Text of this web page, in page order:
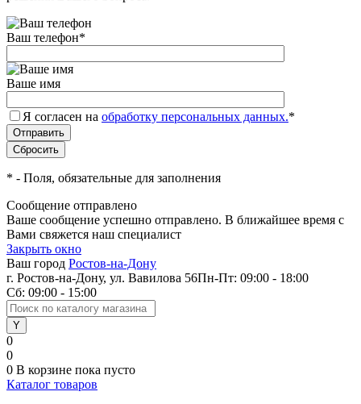
Ваш телефон*
Ваше имя
Я согласен на обработку персональных данных.*
* - Поля, обязательные для заполнения
Сообщение отправлено
Ваше сообщение успешно отправлено. В ближайшее время с
Вами свяжется наш специалист
Закрыть окно
Ваш город Ростов-на-Дону
г. Ростов-на-Дону, ул. Вавилова 56Пн-Пт: 09:00 - 18:00
Сб: 09:00 - 15:00
0
0
0 В корзине пока пусто
Каталог товаров